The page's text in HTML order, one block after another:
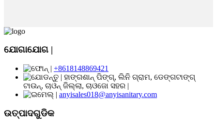
ଯୋଗାଯୋଗ |
+8618148869421
ହାଙ୍ଗଶାନ୍ ପିଙ୍ଗ୍, ଲିନି ଗ୍ରାମ, ଡେଙ୍ଗଟାଙ୍ଗ୍
ଟାଉନ୍, ଚାଓନ୍ ଜିଲ୍ଲା, ଚାଓଜୋ ସହର |
anyisales018@anyisanitary.com
ଉତ୍ପାଦଗୁଡିକ